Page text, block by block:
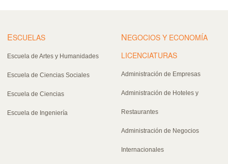
ESCUELAS
Escuela de Artes y Humanidades
Escuela de Ciencias Sociales
Escuela de Ciencias
Escuela de Ingeniería
NEGOCIOS Y ECONOMÍA
LICENCIATURAS
Administración de Empresas
Administración de Hoteles y
Restaurantes
Administración de Negocios
Internacionales